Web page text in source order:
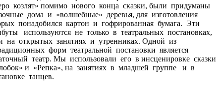
козлят» помимо нового конца сказки, были придуманы
дома и «волшебные» деревья, для изготовления
понадобился картон и гофрированная бумага. Эти
используются не только в театральных постановках,
на открытых занятиях и утренниках. Одной из
форм театральной постановки является
театр. Мы использовали его в инсценировке сказки
и «Репка», на занятиях в младшей группе и в
танцев.